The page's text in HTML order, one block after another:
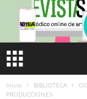
Inicio BIBLIOTECA
PRODUCCIONES